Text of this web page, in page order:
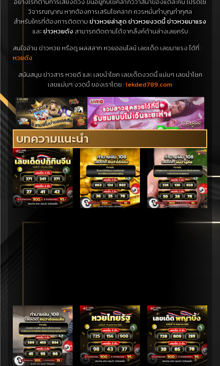
วิจารณญาณ หากต้องการเสริมโชคลาภ ควรหมั่นทำบุญทำกุศล
สำหรับใครที่ต้องการติดตาม ข่าวหวยล่าสุดข่าวหวยงวดนี้ข่าวหวยมาแรง
และข่าวหวยดังสามารถติดตามได้จากลิ้งค์ด้านล่างเลยครับ
สนใจอ่าน ข่าวหวย หรือดู ผลสลาก หวยออนไลน์ เลขเด็ด เลขมาแรง ได้ที่ :
หวยดัง
สนันสนุน ข่าวสาร หวยดี และ เลขนำโชค เลขเด็ดงวดนี้ แม่นๆ เลขนำโชค
เลขแม่นๆ งวดนี้ ของเราโดย :lekded789.com
บทความแนะนำ